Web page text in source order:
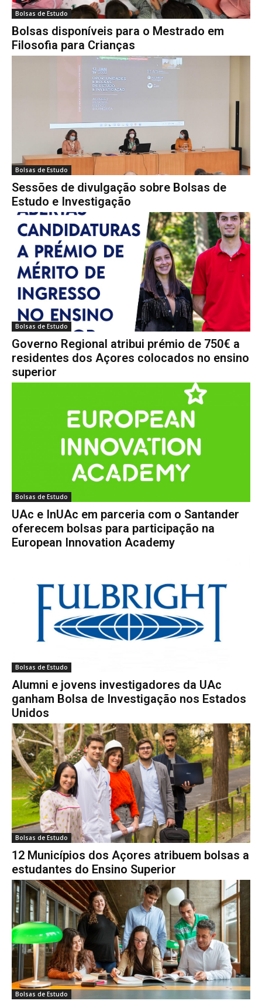
Bolsas de Estudo
Bolsas disponíveis para o Mestrado em
Filosofia para Crianças
Bolsas de Estudo
Sessões de divulgação sobre Bolsas de
Estudo e Investigação
Bolsas de Estudo
Governo Regional atribui prémio de 750€ a
residentes dos Açores colocados no ensino
superior
Bolsas de Estudo
UAc e InUAc em parceria com o Santander
oferecem bolsas para participação na
European Innovation Academy
Bolsas de Estudo
Alumni e jovens investigadores da UAc
ganham Bolsa de Investigação nos Estados
Unidos
Bolsas de Estudo
12 Municípios dos Açores atribuem bolsas a
estudantes do Ensino Superior
Bolsas de Estudo